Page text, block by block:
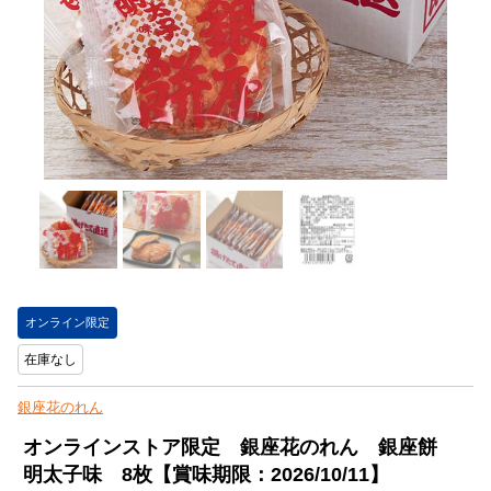
オンライン限定
在庫なし
銀座花のれん
オンラインストア限定 銀座花のれん 銀座餅
明太子味 8枚【賞味期限：2026/10/11】